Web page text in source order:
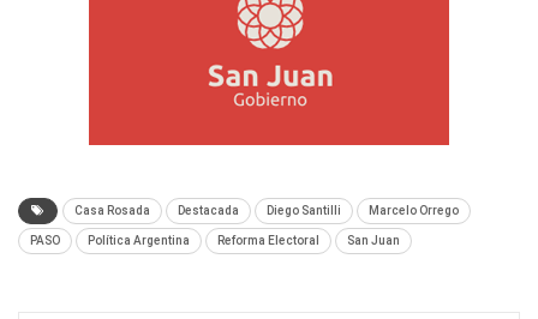
Casa Rosada Destacada Diego Santilli Marcelo Orrego
PASO Política Argentina Reforma Electoral San Juan